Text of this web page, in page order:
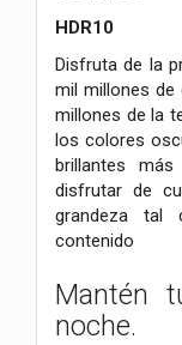
HDR10
Disfruta de la
mil millones
millones de la
los colores
brillantes
disfrutar de
grandeza tal
contenido
Mantén
noche.